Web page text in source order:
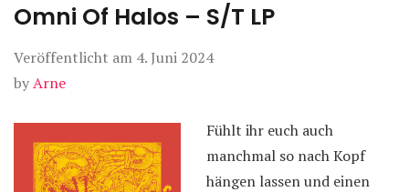
Omni Of Halos – S/T LP
Veröffentlicht am 4. Juni 2024
byArne
Fühlt ihr euch auch
manchmal so nach Kopf
hängen lassen und einen